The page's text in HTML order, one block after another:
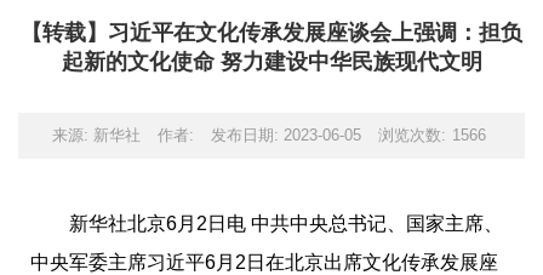
【转载】习近平在文化传承发展座谈会上强调：担负
起新的文化使命 努力建设中华民族现代文明
来源: 新华社 作者: 发布日期: 2023-06-05 浏览次数: 1566
新华社北京6月2日电 中共中央总书记、国家主席、
中央军委主席习近平6月2日在北京出席文化传承发展座